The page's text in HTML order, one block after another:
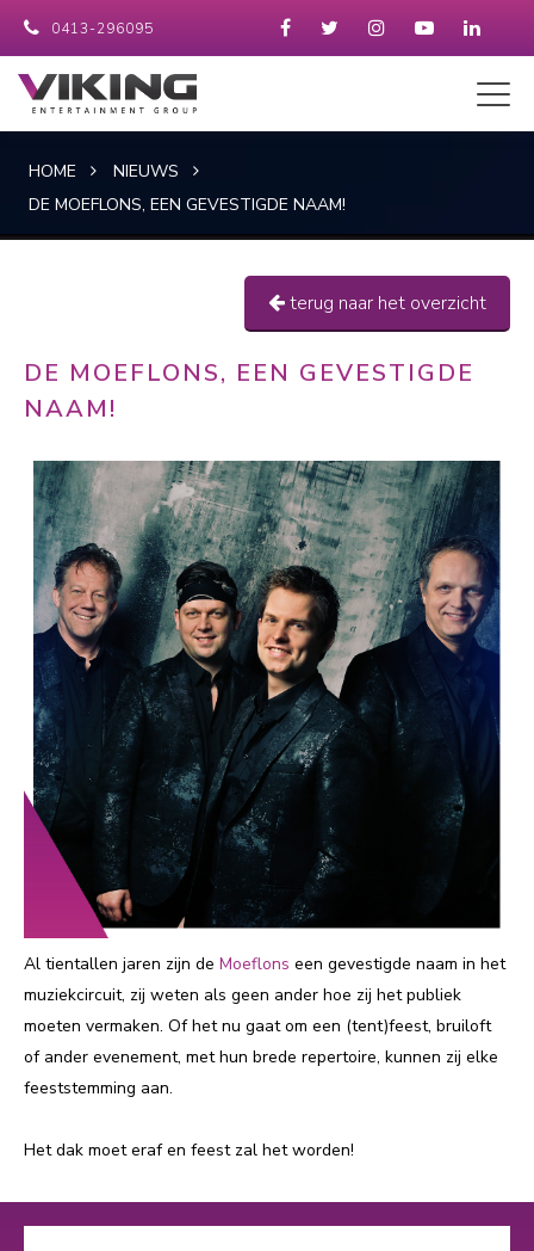
0413-296095
HOME
NIEUWS
DE MOEFLONS, EEN GEVESTIGDE NAAM!
terug naar het overzicht
DE MOEFLONS, EEN GEVESTIGDE
NAAM!
Al tientallen jaren zijn de Moeflons een gevestigde naam in het
muziekcircuit, zij weten als geen ander hoe zij het publiek
moeten vermaken. Of het nu gaat om een (tent)feest, bruiloft
of ander evenement, met hun brede repertoire, kunnen zij elke
feeststemming aan.
Het dak moet eraf en feest zal het worden!